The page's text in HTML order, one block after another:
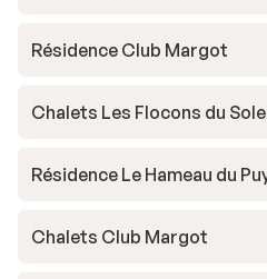
Résidence Club Margot
Chalets Les Flocons du
Résidence Le Hameau du
Chalets Club Margot